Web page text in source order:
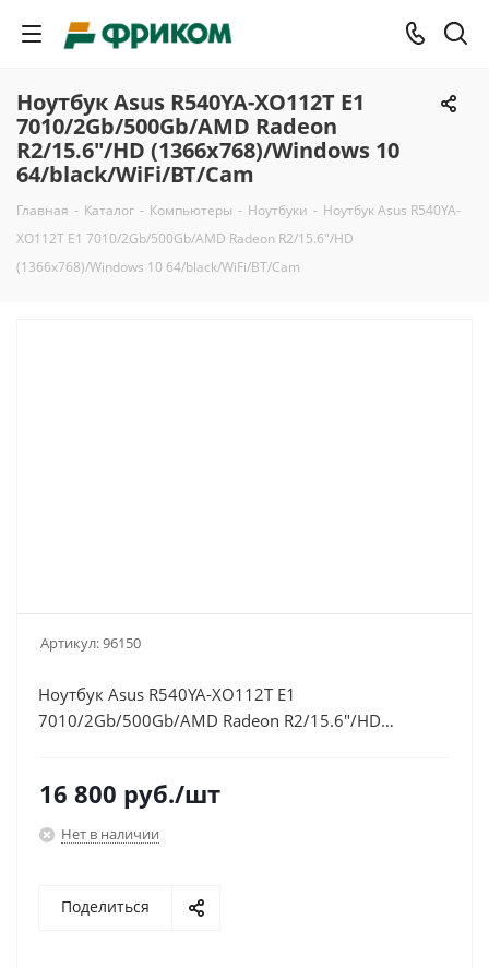
Ноутбук Asus R540YA-XO112T E1
7010/2Gb/500Gb/AMD Radeon
R2/15.6"/HD (1366x768)/Windows 10
64/black/WiFi/BT/Cam
Главная - Каталог - Компьютеры - Ноутбуки - Ноутбук Asus R540YA-
XO112T E1 7010/2Gb/500Gb/AMD Radeon R2/15.6"/HD
(1366x768)/Windows 10 64/black/WiFi/BT/Cam
Артикул:96150
Ноутбук Asus R540YA-XO112T E1
7010/2Gb/500Gb/AMD Radeon R2/15.6"/HD
16 800 руб./шт
Нет в наличии
Поделиться